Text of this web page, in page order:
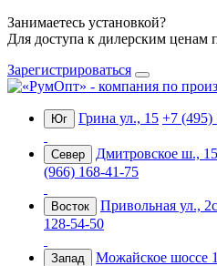
Занимаетесь установкой?
Для доступа к дилерским ценам
Зарегистрироваться
Юг Грина ул., 15 +7 (495)
Север Дмитровское ш.,
(966) 168-41-75
Восток Привольная ул.,
128-54-50
Запад Можайское шоссе